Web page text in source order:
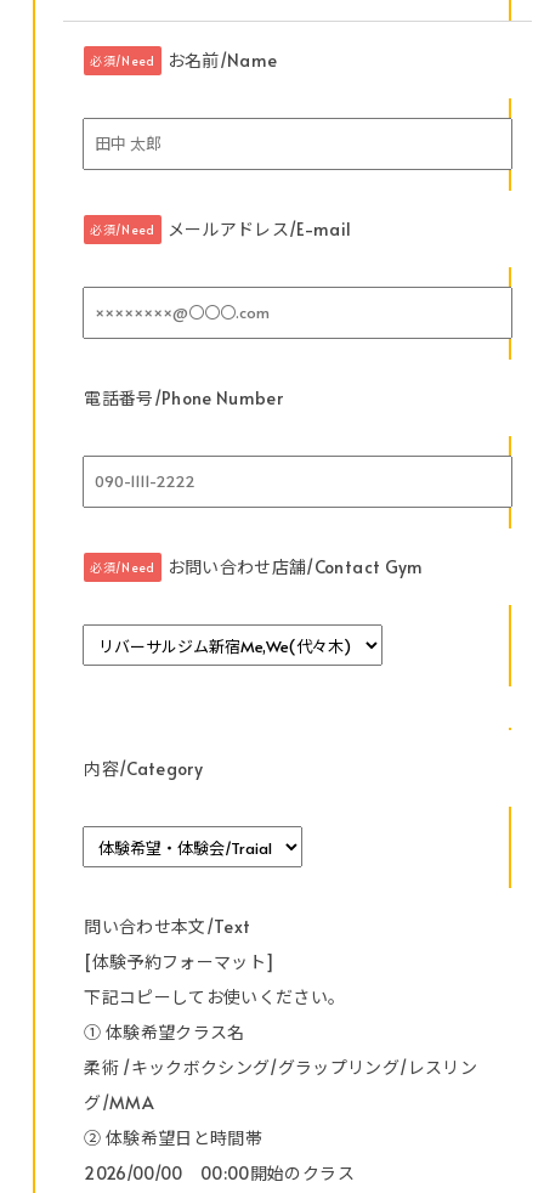
必須/Need お名前/Name
必須/Need メールアドレス/E-mail
電話番号/Phone Number
必須/Need お問い合わせ店舗/Contact Gym
内容/Category
問い合わせ本文/Text
[体験予約フォーマット]
下記コピーしてお使いください。
① 体験希望クラス名
柔術 /キックボクシング/グラップリング/レスリン
グ/MMA
② 体験希望日と時間帯
2026/00/00 00:00開始のクラス